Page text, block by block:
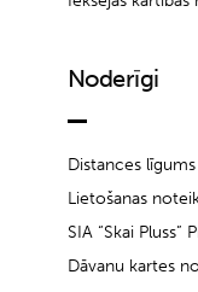
Noderīgi
Distances līgums
Lietošanas
SIA “Skai Pluss”
Dāvanu kartes